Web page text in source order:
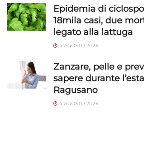
Epidemia di
18mila casi, due
legato alla lattuga
4 AGOSTO 2026
Zanzare, pelle e
sapere durante
Ragusano
4 AGOSTO 2026